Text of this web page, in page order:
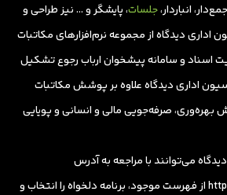
انباردار،جلسات،‌ پایشگر و … نیز طراحی و
دیدگاه از مجموعه نرم‌افزارهای مکاتبات
اسناد و سامانه پیشخوان ارباب رجوع تشکیل
اداری دیدگاه علاوه بر پوشش مکاتبات
بهره‌وری،‌ صرفه‌جویی مالی و انسانی و پویایی
می‌توانند با مراجعه به آدرس
https://chargoon.com/apps از فهرست موجود، برنامه دلخواه را انتخاب و